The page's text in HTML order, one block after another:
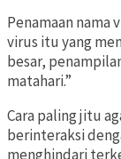
Penamaan nama
virus itu yang
besar,
matahari.”
Cara paling jitu
berinteraksi
menghindari